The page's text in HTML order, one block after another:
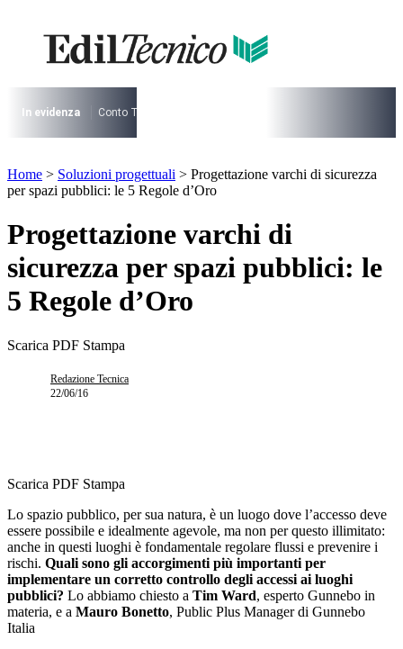
contenuto
I più cercati
Lorem ipsum dolor sit amet consectetur
Lorem ipsum dolor sit amet consectetur
In evidenza Conto Termico
I più cercati
Lorem ipsum dolor sit amet consectetur
Lorem ipsum dolor sit amet consectetur
Home > Soluzioni progettuali > Progettazione varchi di sicurezza
per spazi pubblici: le 5 Regole d’Oro
Progettazione varchi di
sicurezza per spazi pubblici: le
5 Regole d’Oro
Scarica PDF Stampa
Redazione Tecnica
22/06/16
Scarica PDF Stampa
Lo spazio pubblico, per sua natura, è un luogo dove l’accesso deve
essere possibile e idealmente agevole, ma non per questo illimitato:
anche in questi luoghi è fondamentale regolare flussi e prevenire i
rischi. Quali sono gli accorgimenti più importanti per
implementare un corretto controllo degli accessi ai luoghi
pubblici? Lo abbiamo chiesto a Tim Ward, esperto Gunnebo in
materia, e a Mauro Bonetto, Public Plus Manager di Gunnebo
Italia